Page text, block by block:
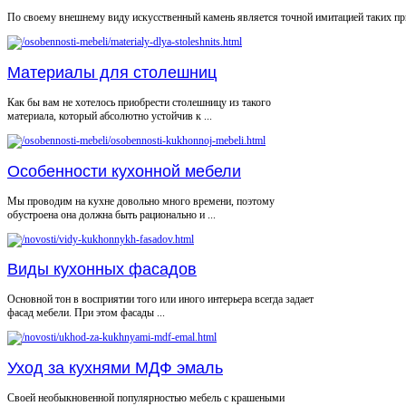
По своему внешнему виду искусственный камень является точной имитацией таких
Материалы для столешниц
Как бы вам не хотелось приобрести столешницу из такого
материала, который абсолютно устойчив к ...
Особенности кухонной мебели
Мы проводим на кухне довольно много времени, поэтому
обустроена она должна быть рационально и ...
Виды кухонных фасадов
Основной тон в восприятии того или иного интерьера всегда задает
фасад мебели. При этом фасады ...
Уход за кухнями МДФ эмаль
Своей необыкновенной популярностью мебель с крашеными